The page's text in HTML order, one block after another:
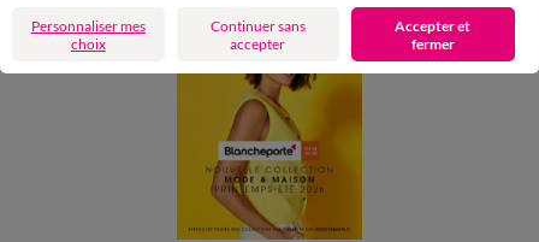
Personnaliser mes
choix
Continuer sans
accepter
Accepter et
fermer